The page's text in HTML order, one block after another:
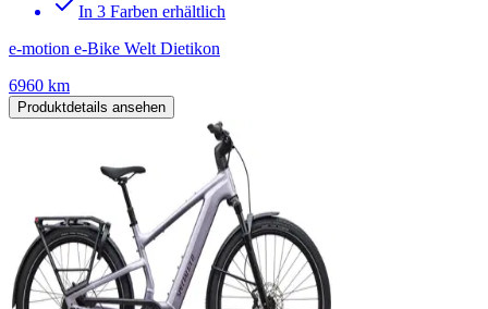
In 3 Farben erhältlich
e-motion e-Bike Welt Dietikon
6960 km
Produktdetails ansehen